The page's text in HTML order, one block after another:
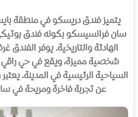
يتميز فندق دريسكو في منطقة
سان فرانسيسكو بكونه فندق بوتيكي
الهادئة والتاريخية. يوفر الفندق
شخصية مميزة، ويقع في حي راقي
السياحية الرئيسية في المدينة.
عن تجربة فاخرة ومريحة في